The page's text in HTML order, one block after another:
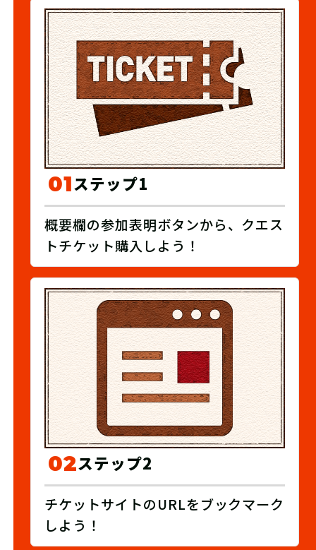
01ステップ1
概要欄の参加表明ボタンから、クエス
トチケット購入しよう！
02ステップ2
チケットサイトのURLをブックマーク
しよう！